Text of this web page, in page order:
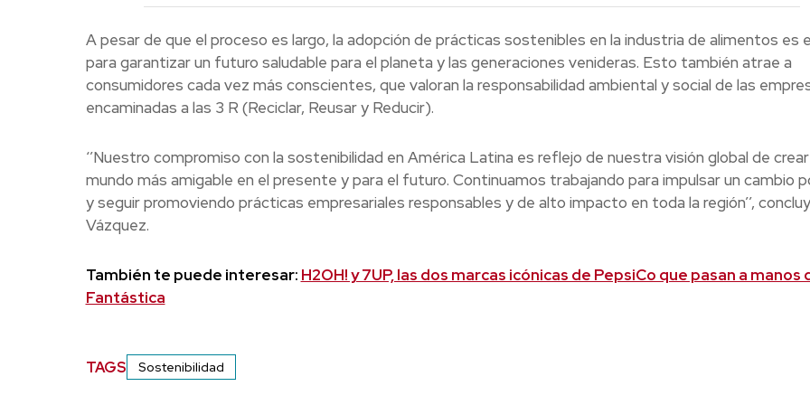
A pesar de que el proceso es largo, la adopción de prácticas sostenibles en la industria de alimentos es
para garantizar un futuro saludable para el planeta y las generaciones venideras. Esto también atrae a
consumidores cada vez más conscientes, que valoran la responsabilidad ambiental y social de las
encaminadas a las 3 R (Reciclar, Reusar y Reducir).
‘’Nuestro compromiso con la sostenibilidad en América Latina es reflejo de nuestra visión global de
mundo más amigable en el presente y para el futuro. Continuamos trabajando para impulsar un cambio
y seguir promoviendo prácticas empresariales responsables y de alto impacto en toda la región’’,
Vázquez.
También te puede interesar: H2OH! y 7UP, las dos marcas icónicas de PepsiCo que pasan a manos
Fantástica
TAGS Sostenibilidad